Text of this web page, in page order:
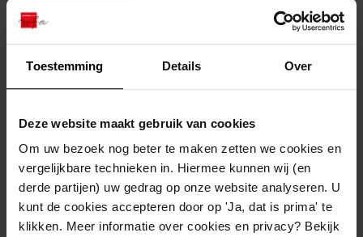
Toestemming Details Over
Deze website maakt gebruik van cookies
Om uw bezoek nog beter te maken zetten we cookies en
vergelijkbare technieken in. Hiermee kunnen wij (en
derde partijen) uw gedrag op onze website analyseren. U
kunt de cookies accepteren door op 'Ja, dat is prima' te
klikken. Meer informatie over cookies en privacy? Bekijk
over de ontwikkelingen die een archief
organisatie doormaakt van erfgoedinstelling
naar centrum voor open overheid.
VNG/Stadsarchief Amsterdam
bekijk ook eens